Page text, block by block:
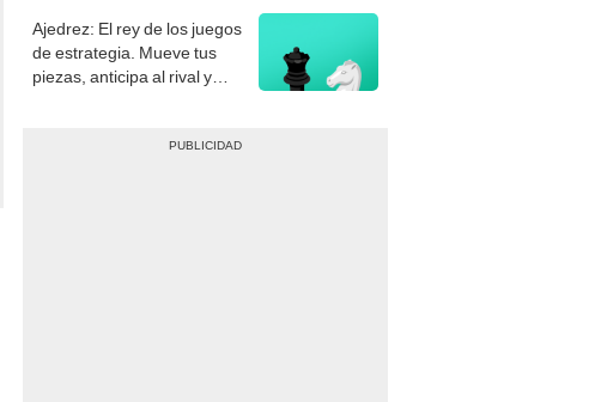
Ajedrez: El rey de los juegos
de estrategia. Mueve tus
piezas, anticipa al rival y